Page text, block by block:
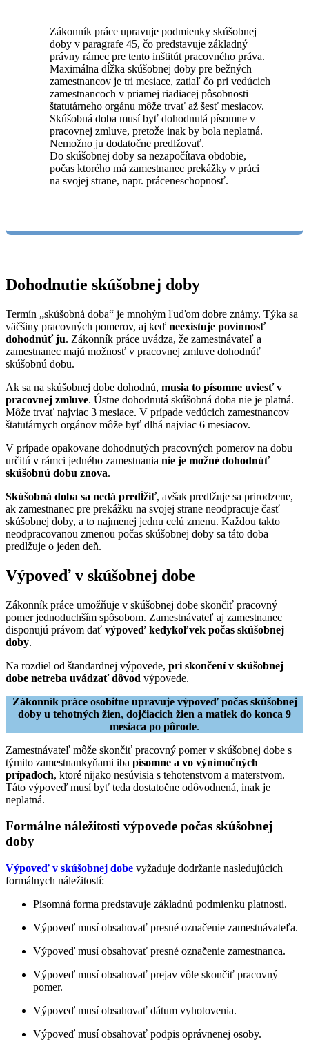
Zákonník práce upravuje podmienky skúšobnej
doby v paragrafe 45, čo predstavuje základný
právny rámec pre tento inštitút pracovného práva.
Maximálna dĺžka skúšobnej doby pre bežných
zamestnancov je tri mesiace, zatiaľ čo pri vedúcich
zamestnancoch v priamej riadiacej pôsobnosti
štatutárneho orgánu môže trvať až šesť mesiacov.
Skúšobná doba musí byť dohodnutá písomne v
pracovnej zmluve, pretože inak by bola neplatná.
Nemožno ju dodatočne predlžovať.
Do skúšobnej doby sa nezapočítava obdobie,
počas ktorého má zamestnanec prekážky v práci
na svojej strane, napr. práceneschopnosť.
Dohodnutie skúšobnej doby
Termín „skúšobná doba“ je mnohým ľuďom dobre známy. Týka sa
väčšiny pracovných pomerov, aj keď neexistuje povinnosť
dohodnúť ju. Zákonník práce uvádza, že zamestnávateľ a
zamestnanec majú možnosť v pracovnej zmluve dohodnúť
skúšobnú dobu.
Ak sa na skúšobnej dobe dohodnú, musia to písomne uviesť v
pracovnej zmluve. Ústne dohodnutá skúšobná doba nie je platná.
Môže trvať najviac 3 mesiace. V prípade vedúcich zamestnancov
štatutárnych orgánov môže byť dlhá najviac 6 mesiacov.
V prípade opakovane dohodnutých pracovných pomerov na dobu
určitú v rámci jedného zamestnania nie je možné dohodnúť
skúšobnú dobu znova.
Skúšobná doba sa nedá predĺžiť, avšak predlžuje sa prirodzene,
ak zamestnanec pre prekážku na svojej strane neodpracuje časť
skúšobnej doby, a to najmenej jednu celú zmenu. Každou takto
neodpracovanou zmenou počas skúšobnej doby sa táto doba
predlžuje o jeden deň.
Výpoveď v skúšobnej dobe
Zákonník práce umožňuje v skúšobnej dobe skončiť pracovný
pomer jednoduchším spôsobom. Zamestnávateľ aj zamestnanec
disponujú právom dať výpoveď kedykoľvek počas skúšobnej
doby.
Na rozdiel od štandardnej výpovede, pri skončení v skúšobnej
dobe netreba uvádzať dôvod výpovede.
Zákonník práce osobitne upravuje výpoveď počas skúšobnej
doby u tehotných žien, dojčiacich žien a matiek do konca 9
mesiaca po pôrode.
Zamestnávateľ môže skončiť pracovný pomer v skúšobnej dobe s
týmito zamestnankyňami iba písomne a vo výnimočných
prípadoch, ktoré nijako nesúvisia s tehotenstvom a materstvom.
Táto výpoveď musí byť teda dostatočne odôvodnená, inak je
neplatná.
Formálne náležitosti výpovede počas skúšobnej
doby
Výpoveď v skúšobnej dobe vyžaduje dodržanie nasledujúcich
formálnych náležitostí:
Písomná forma predstavuje základnú podmienku platnosti.
Výpoveď musí obsahovať presné označenie zamestnávateľa.
Výpoveď musí obsahovať presné označenie zamestnanca.
Výpoveď musí obsahovať prejav vôle skončiť pracovný
pomer.
Výpoveď musí obsahovať dátum vyhotovenia.
Výpoveď musí obsahovať podpis oprávnenej osoby.